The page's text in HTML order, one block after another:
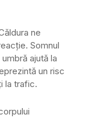
ne
Somnul
ajută la
un risc
la trafic.